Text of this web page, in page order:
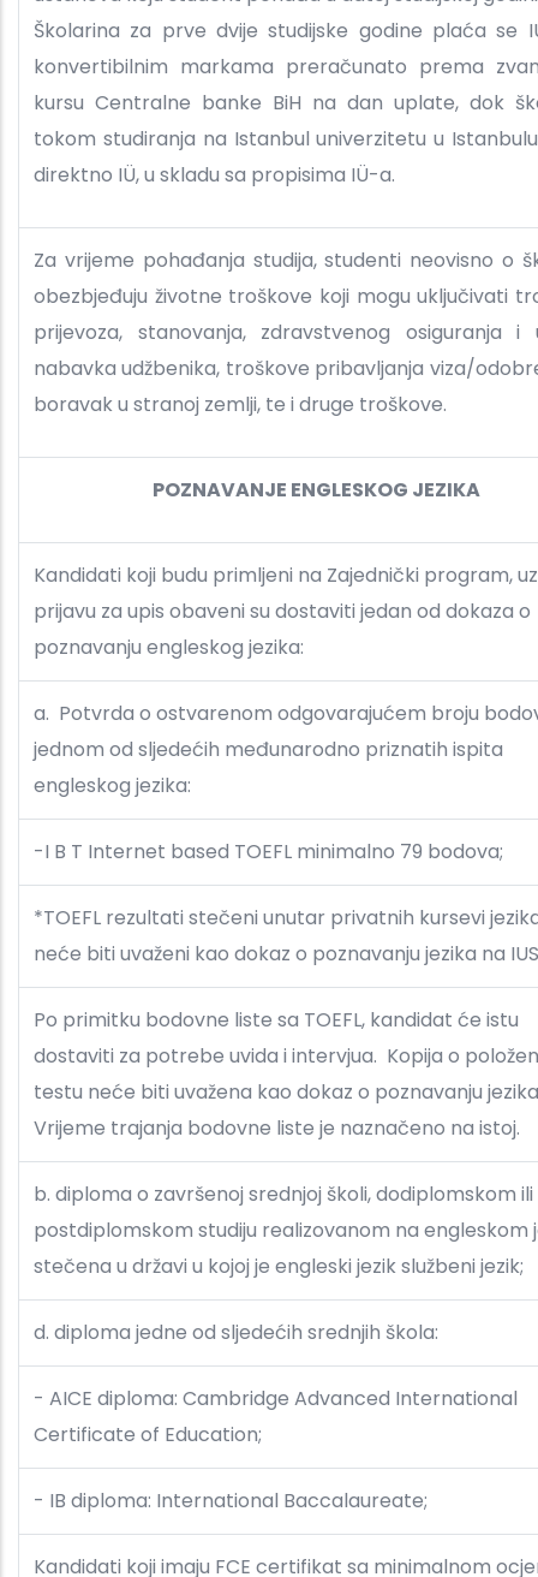
Školarina za prve dvije studijske godine plaća se
konvertibilnim markama preračunato prema
kursu Centralne banke BiH na dan uplate, dok
tokom studiranja na Istanbul univerzitetu u
direktno IÜ, u skladu sa propisima IÜ-a.
Za vrijeme pohađanja studija, studenti neovisno o
obezbjeđuju životne troškove koji mogu uključivati
prijevoza, stanovanja, zdravstvenog osiguranja i
nabavka udžbenika, troškove pribavljanja viza/
boravak u stranoj zemlji, te i druge troškove.
POZNAVANJE ENGLESKOG JEZIKA
Kandidati koji budu primljeni na Zajednički program, uz
prijavu za upis obaveni su dostaviti jedan od dokaza o
poznavanju engleskog jezika:
a. Potvrda o ostvarenom odgovarajućem broju
jednom od sljedećih međunarodno priznatih ispita
engleskog jezika:
-I B T Internet based TOEFL minimalno 79 bodova;
*TOEFL rezultati stečeni unutar privatnih kursevi
neće biti uvaženi kao dokaz o poznavanju jezika na
Po primitku bodovne liste sa TOEFL, kandidat će istu
dostaviti za potrebe uvida i intervjua. Kopija o
testu neće biti uvažena kao dokaz o poznavanju
Vrijeme trajanja bodovne liste je naznačeno na istoj.
b. diploma o završenoj srednjoj školi, dodiplomskom ili
postdiplomskom studiju realizovanom na engleskom
stečena u državi u kojoj je engleski jezik službeni jezik;
d. diploma jedne od sljedećih srednjih škola:
- AICE diploma: Cambridge Advanced International
Certificate of Education;
- IB diploma: International Baccalaureate;
Kandidati koji imaju FCE certifikat sa minimalnom